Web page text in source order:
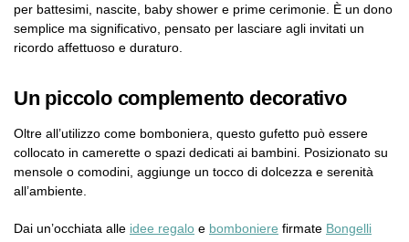
per battesimi, nascite, baby shower e prime cerimonie. È un dono
semplice ma significativo, pensato per lasciare agli invitati un
ricordo affettuoso e duraturo.
Un piccolo complemento decorativo
Oltre all’utilizzo come bomboniera, questo gufetto può essere
collocato in camerette o spazi dedicati ai bambini. Posizionato su
mensole o comodini, aggiunge un tocco di dolcezza e serenità
all’ambiente.
Dai un’occhiata alle idee regalo e bomboniere firmate Bongelli